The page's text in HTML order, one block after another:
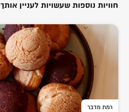
חוויות נוספות שעשויות לעניין אותך
רמת מדבר